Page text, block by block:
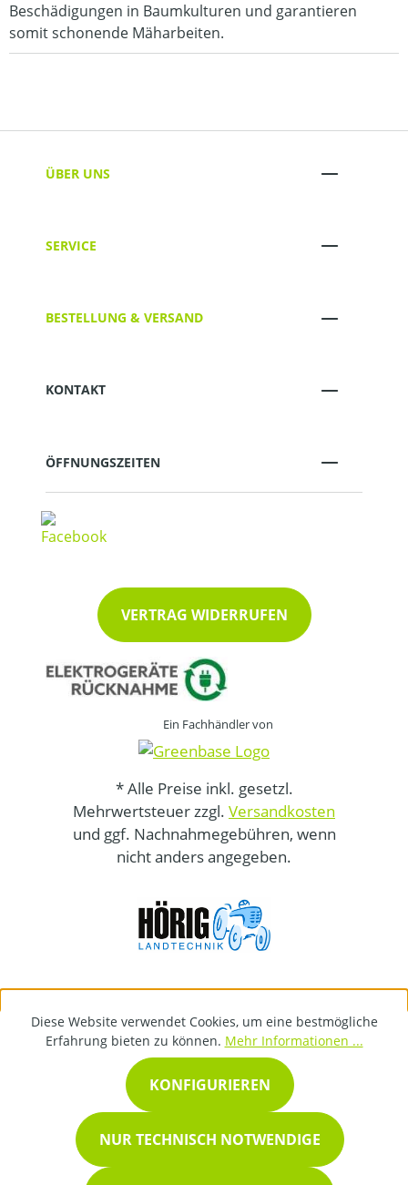
Beschädigungen in Baumkulturen und garantieren
somit schonende Mäharbeiten.
ÜBER UNS
SERVICE
BESTELLUNG & VERSAND
KONTAKT
ÖFFNUNGSZEITEN
VERTRAG WIDERRUFEN
Ein Fachhändler von
* Alle Preise inkl. gesetzl.
Mehrwertsteuer zzgl. Versandkosten
und ggf. Nachnahmegebühren, wenn
nicht anders angegeben.
Diese Website verwendet Cookies, um eine bestmögliche
Erfahrung bieten zu können. Mehr Informationen ...
NUR TECHNISCH NOTWENDIGE
KONFIGURIEREN